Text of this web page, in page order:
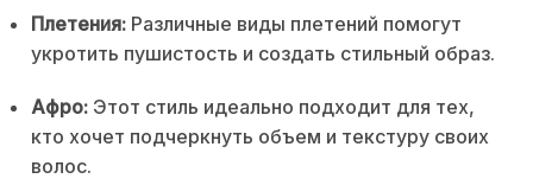
Плетения: Различные виды плетений помогут
укротить пушистость и создать стильный образ.
Афро: Этот стиль идеально подходит для тех,
кто хочет подчеркнуть объем и текстуру своих
волос.